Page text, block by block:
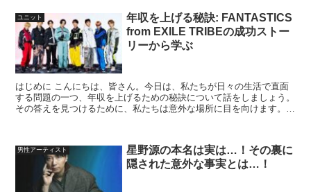
ユニット
年収を上げる秘訣: FANTASTICS
from EXILE TRIBEの成功ストー
リーから学ぶ
はじめに こんにちは、皆さん。今日は、私たちが日々の生活で直面
する問題の一つ、年収を上げるための秘訣について話をしましょう。
その答えを見つけるために、私たちは意外な場所に目を向けます。そ
男性アーティスト
星野源の本名は実は…！その裏に
隠された意外な事実とは…！